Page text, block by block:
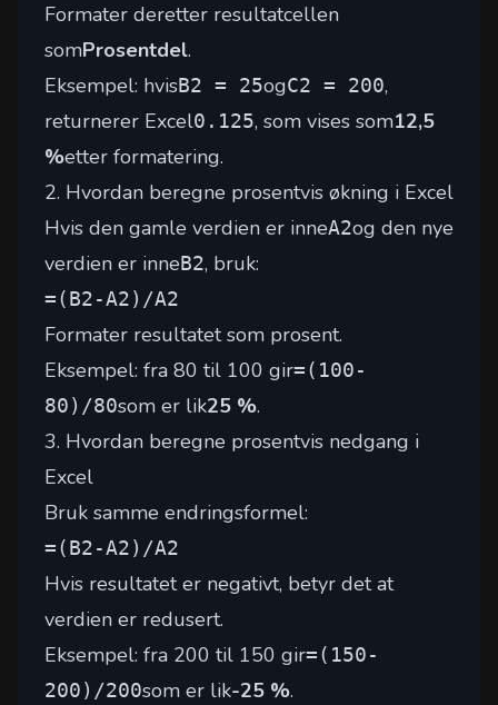
Formater deretter resultatcellen
somProsentdel.
Eksempel: hvisB2 = 25ogC2 = 200,
returnerer Excel0.125, som vises som12,5
%etter formatering.
2. Hvordan beregne prosentvis økning i Excel
Hvis den gamle verdien er inneA2og den nye
verdien er inneB2, bruk:
=(B2-A2)/A2
Formater resultatet som prosent.
Eksempel: fra 80 til 100 gir=(100-
80)/80som er lik25 %.
3. Hvordan beregne prosentvis nedgang i
Excel
Bruk samme endringsformel:
=(B2-A2)/A2
Hvis resultatet er negativt, betyr det at
verdien er redusert.
Eksempel: fra 200 til 150 gir=(150-
200)/200som er lik-25 %.